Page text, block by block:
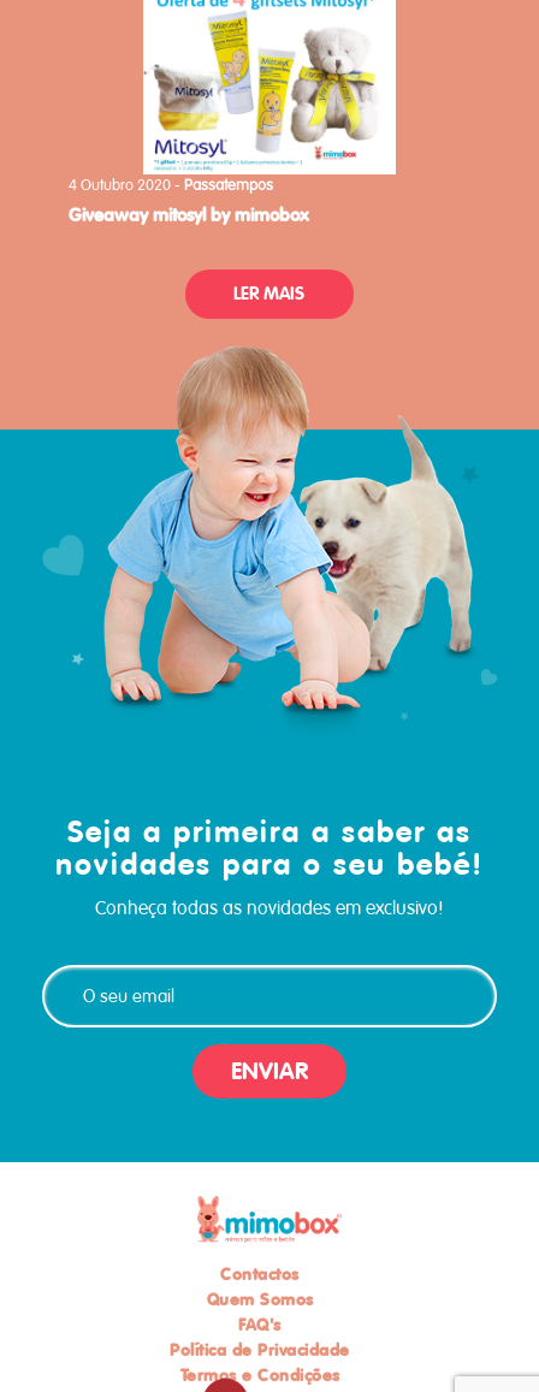
4 Outubro 2020 -Passatempos
giveaway mitosyl by mimobox
LER MAIS
Seja a primeira a saber as
novidades para o seu bebé!
Conheça todas as novidades em exclusivo!
ENVIAR
Contactos
Quem Somos
FAQ's
Política de Privacidade
Termos e Condições